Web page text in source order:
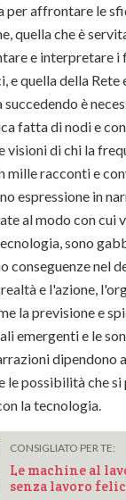
per affrontare le
quella che è
e interpretare
e quella della Rete
succedendo è
fatta di nodi e
visioni di chi la
mille racconti e
espressione in
al modo con cui
sono
conseguenze nel
e l'azione,
la previsione e
emergenti e le
dipendono
le possibilità che
la tecnologia.
CONSIGLIATO PER TE:
Le machine al
senza lavoro